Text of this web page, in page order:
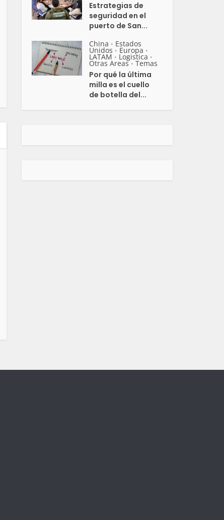
Estrategias de
seguridad en el
puerto de San...
China • Estados
Unidos • Europa •
LATAM • Logistica •
Otras Areas • Temas
Por qué la última
milla es el cuello
de botella del...